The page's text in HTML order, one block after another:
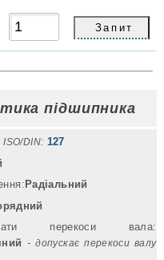
підшипника
ISO/DIN: 127
Радіальний
перекоси вала:
- допускає перекоси валу